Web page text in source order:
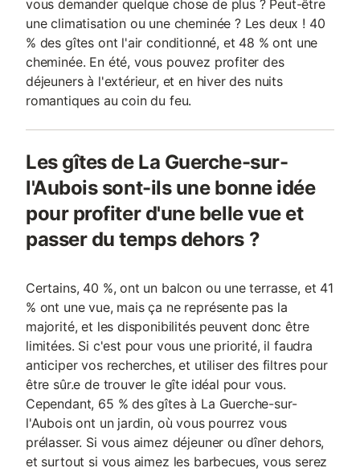
vous demander quelque chose de plus ? Peut-être
une climatisation ou une cheminée ? Les deux ! 40
% des gîtes ont l'air conditionné, et 48 % ont une
cheminée. En été, vous pouvez profiter des
déjeuners à l'extérieur, et en hiver des nuits
romantiques au coin du feu.
Les gîtes de La Guerche-sur-
l'Aubois sont-ils une bonne idée
pour profiter d'une belle vue et
passer du temps dehors ?
Certains, 40 %, ont un balcon ou une terrasse, et 41
% ont une vue, mais ça ne représente pas la
majorité, et les disponibilités peuvent donc être
limitées. Si c'est pour vous une priorité, il faudra
anticiper vos recherches, et utiliser des filtres pour
être sûr.e de trouver le gîte idéal pour vous.
Cependant, 65 % des gîtes à La Guerche-sur-
l'Aubois ont un jardin, où vous pourrez vous
prélasser. Si vous aimez déjeuner ou dîner dehors,
et surtout si vous aimez les barbecues, vous serez